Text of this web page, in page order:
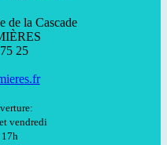
de la Cascade
25
vendredi